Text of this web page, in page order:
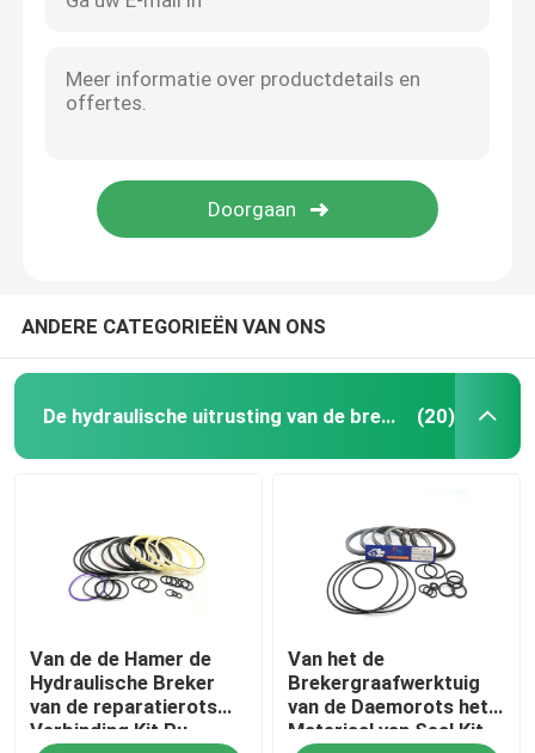
ANDERE CATEGORIEËN VAN ONS
De hydraulische uitrusting van de brekerverbinding (20)
Van de de Hamer de
Hydraulische Breker
van de reparatierots
Verbinding Kit Pu
Van het de
Brekergraafwerktuig
van de Daemorots het
Materiaal van Seal Kit